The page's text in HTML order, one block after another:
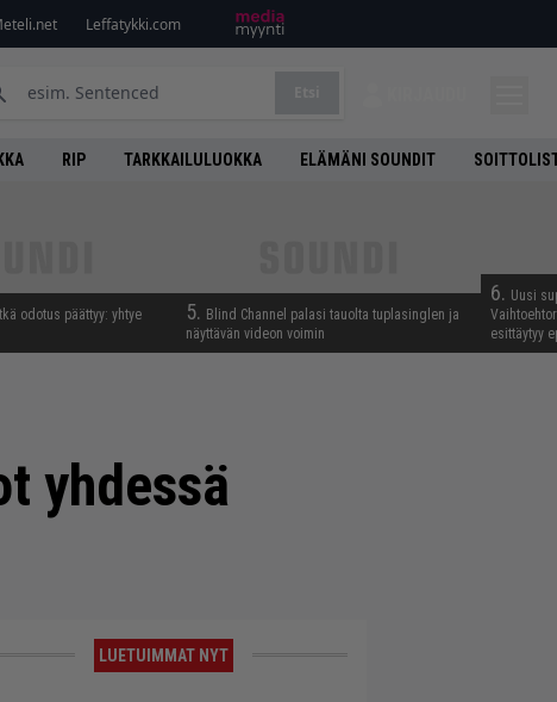
Leffatykki.com
RIP TARKKAILULUOKKA ELÄMÄNI SOUNDIT
odotus päättyy: yhtye
5. Blind Channel palasi tauolta tuplasinglen ja
näyttävän videon voimin
6. Uusi
esittäytyy
yhdessä
LUETUIMMAT NYT